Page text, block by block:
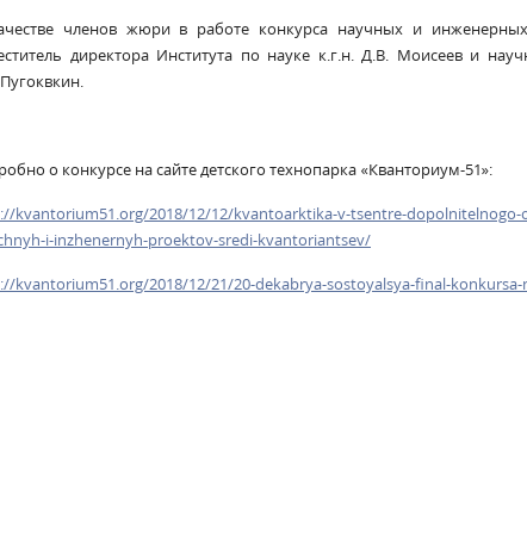
членов жюри в работе конкурса научных и инженерных
директора Института по науке к.г.н. Д.В. Моисеев и
о конкурсе на сайте детского технопарка «Кванториум-51»:
kvantorium51.org/2018/12/12/kvantoarktika-v-tsentre-
i-inzhenernyh-proektov-sredi-kvantoriantsev/
kvantorium51.org/2018/12/21/20-dekabrya-sostoyalsya-final-